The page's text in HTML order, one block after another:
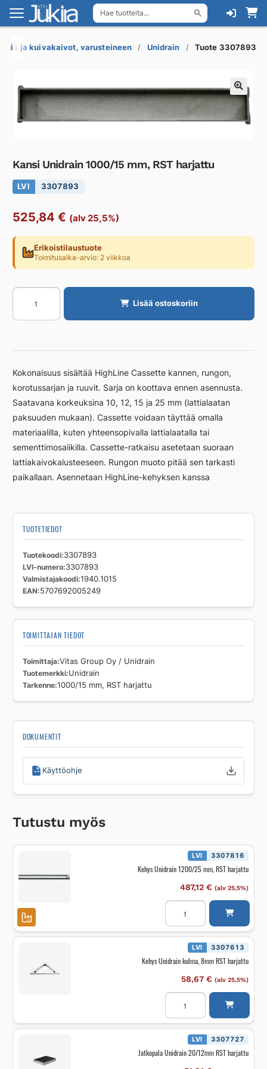
Hae tuotteita...
Siirry
navigointiin
Siirry
sisältöön
ja kuivakaivot, varusteineen Unidrain Tuote 3307893
Kansi Unidrain 1000/15 mm, RST harjattu
LVI 3307893
525,84 € (alv 25,5%)
Erikoistilaustuote
Toimitusaika-arvio: 2 viikkoa
Kansi
Unidrain
1000/15
RST
määrä
Lisää ostoskoriin
Kokonaisuus sisältää HighLine Cassette kannen, rungon,
korotussarjan ja ruuvit. Sarja on koottava ennen asennusta.
Saatavana korkeuksina 10, 12, 15 ja 25 mm (lattialaatan
paksuuden mukaan). Cassette voidaan täyttää omalla
materiaalilla, kuten yhteensopivalla lattialaatalla tai
sementtimosaiikilla. Cassette-ratkaisu asetetaan suoraan
lattiakaivokalusteeseen. Rungon muoto pitää sen tarkasti
paikallaan. Asennetaan HighLine-kehyksen kanssa
TUOTETIEDOT
Tuotekoodi 3307893
LVI-numero 3307893
Valmistajakoodi 1940.1015
EAN 5707692005249
TOIMITTAJAN TIEDOT
Toimittaja Vitas Group Oy / Unidrain
Tuotemerkki Unidrain
Tarkenne 1000/15 mm, RST harjattu
DOKUMENTIT
Käyttöohje
Tutustu myös
LVI 3307816
Kehys Unidrain 1200/25 mm, RST harjattu
487,12 € (alv 25,5%)
Kehys
Unidrain
1200/25
mm,
RST
harjattu
määrä
LVI 3307613
Kehys Unidrain kulma, 8mm RST harjattu
58,67 € (alv 25,5%)
Kehys
Unidrain
kulma,
8mm
RST
harjattu
määrä
LVI 3307727
Jatkopala Unidrain 20/12mm RST harjattu